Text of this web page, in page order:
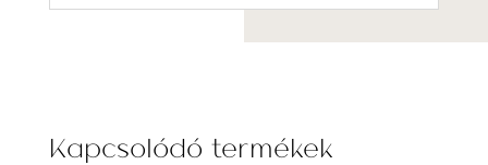
Kapcsolódó termékek